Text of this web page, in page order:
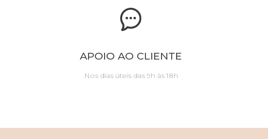
APOIO AO CLIENTE
Nos dias úteis das 9h às 18h